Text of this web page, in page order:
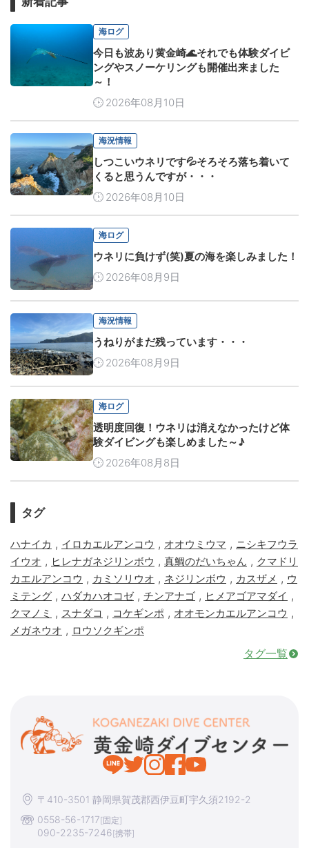
海ログ
今日も波あり黄金崎🌊それでも体験ダイビ
ングやスノーケリングも開催出来ました
～！
2026年08月10日
海況情報
しつこいウネリです💦そろそろ落ち着いて
くると思うんですが・・・
2026年08月10日
海ログ
ウネリに負けず(笑)夏の海を楽しみました！
2026年08月9日
海況情報
うねりがまだ残っています・・・
2026年08月9日
海ログ
透明度回復！ウネリは消えなかったけど体
験ダイビングも楽しめました～♪
2026年08月8日
タグ
ハナイカ , イロカエルアンコウ , オオウミウマ , ニシキフウラ
イウオ , ヒレナガネジリンボウ , 真鯛のだいちゃん , クマドリ
カエルアンコウ , カミソリウオ , ネジリンボウ , カスザメ , ウ
ミテング , ハダカハオコゼ, チンアナゴ , ヒメアゴアマダイ ,
クマノミ , スナダコ , コケギンポ , オオモンカエルアンコウ ,
メガネウオ , ロウソクギンポ
タグ一覧
〒410-3501 静岡県賀茂郡西伊豆町宇久須2192-2
0558-56-1717[固定]
090-2235-7246[携帯]